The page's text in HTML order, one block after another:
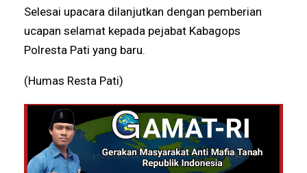
Selesai upacara dilanjutkan dengan pemberian
ucapan selamat kepada pejabat Kabagops
Polresta Pati yang baru.
(Humas Resta Pati)